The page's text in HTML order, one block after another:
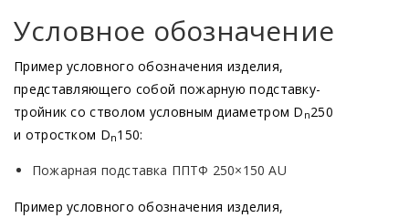
Условное обозначение
Пример условного обозначения изделия,
представляющего собой пожарную подставку-
тройник со стволом условным диаметром D n250
и отростком Dn150:
Пожарная подставка ППТФ 250×150 AU
Пример условного обозначения изделия,